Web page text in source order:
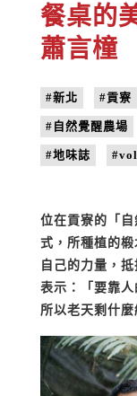
餐桌的
蕭言橦
#新北 #貢寮
#自然覺醒農場
#地味誌
位在貢寮的「
式，所種植的
自己的力量，
表示：「要靠人
所以老天剩什麼